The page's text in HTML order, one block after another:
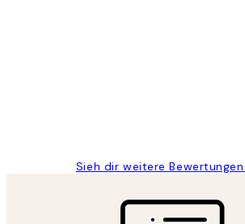
Sieh dir weitere